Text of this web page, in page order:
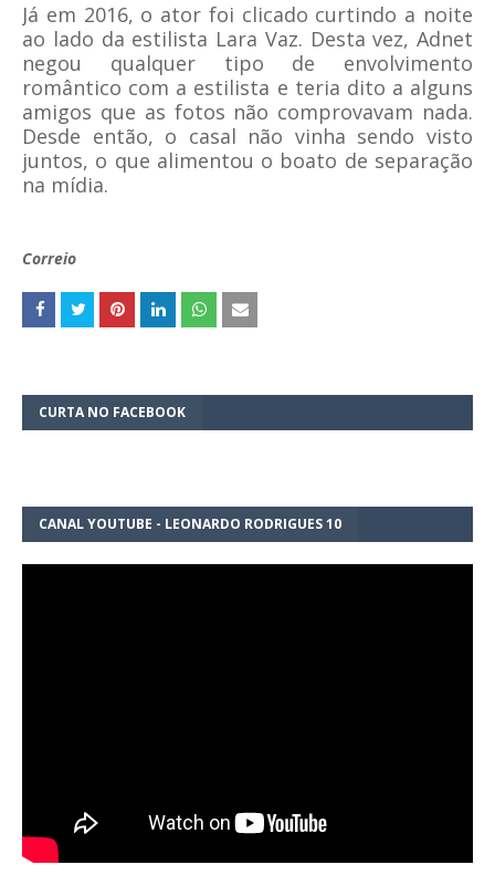
Já em 2016, o ator foi clicado curtindo a noite
ao lado da estilista Lara Vaz. Desta vez, Adnet
negou qualquer tipo de envolvimento
romântico com a estilista e teria dito a alguns
amigos que as fotos não comprovavam nada.
Desde então, o casal não vinha sendo visto
juntos, o que alimentou o boato de separação
na mídia.
Correio
CURTA NO FACEBOOK
CANAL YOUTUBE - LEONARDO RODRIGUES 10